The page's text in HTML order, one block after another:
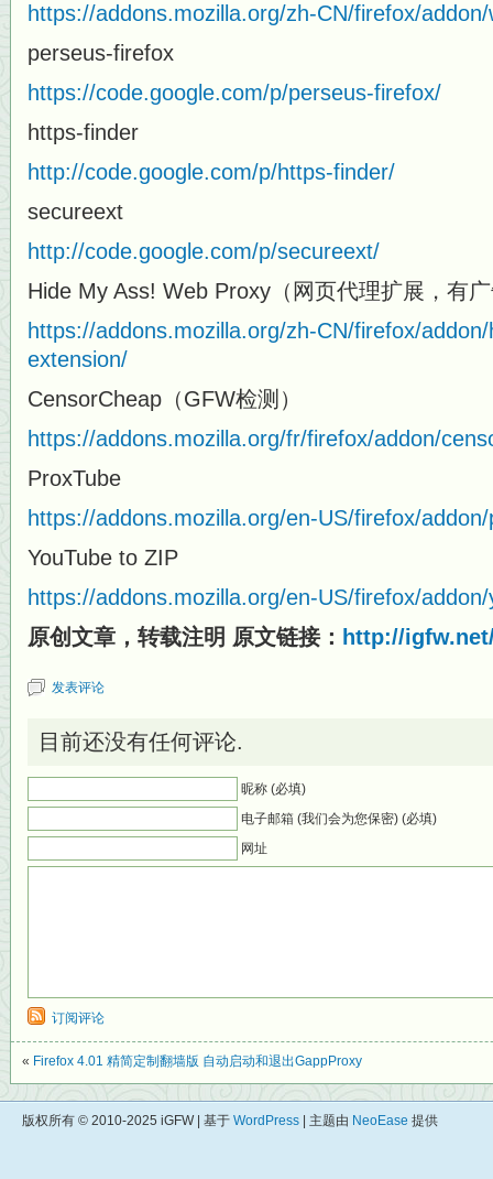
https://addons.mozilla.org/zh-CN/firefox/
perseus-firefox
https://code.google.com/p/perseus-firefox/
https-finder
http://code.google.com/p/https-finder/
secureext
http://code.google.com/p/secureext/
Hide My Ass! Web Proxy（网页代理扩展，有
https://addons.mozilla.org/zh-CN/firefox/
extension/
CensorCheap（GFW检测）
https://addons.mozilla.org/fr/firefox/addon/
ProxTube
https://addons.mozilla.org/en-US/firefox/
YouTube to ZIP
https://addons.mozilla.org/en-US/firefox/
原创文章，转载注明 原文链接： http://
发表评论
目前还没有任何评论.
昵称 (必填)
电子邮箱 (我们会为您保密) (必填)
网址
订阅评论
« Firefox 4.01 精简定制翻墙版 自动启动和退出GappProxy
版权所有 © 2010-2025 iGFW | 基于 WordPress | 主题由 NeoEase 提供